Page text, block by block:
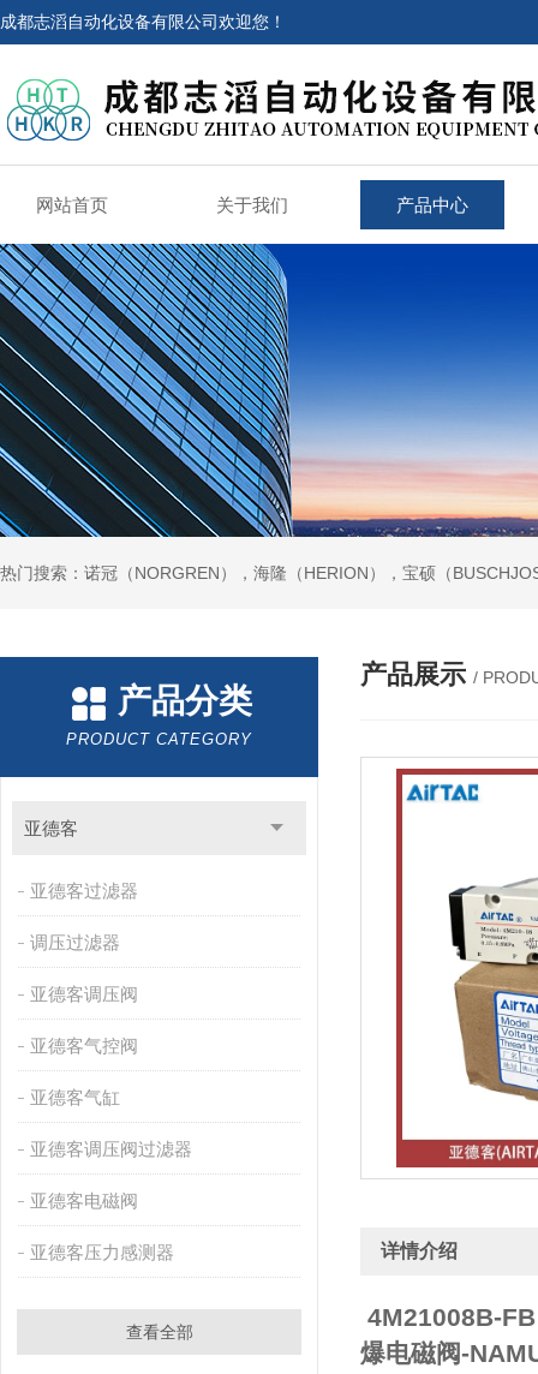
成都志滔自动化设备有限公司欢迎您！
网站首页 关于我们 产品中心
热门搜索：诺冠（NORGREN），海隆（HERION），宝硕（
产品分类
PRODUCT CATEGORY
亚德客
亚德客过滤器
调压过滤器
亚德客调压阀
亚德客气控阀
亚德客气缸
亚德客调压阀过滤器
亚德客电磁阀
亚德客压力感测器
查看全部
产品展示 /
详情介绍
4M21008B-FB
爆电磁阀-